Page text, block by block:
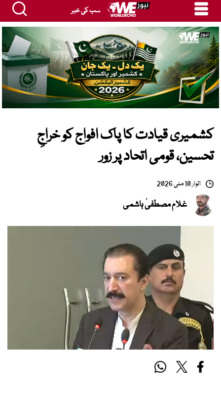
سب کی خبر
کشمیری قیادت کا پاک افواج کو خراجِ
تحسین، قومی اتحاد پر زور
اتوار 10 مئی 2026
غلام مصطفیٰ ہاشمی